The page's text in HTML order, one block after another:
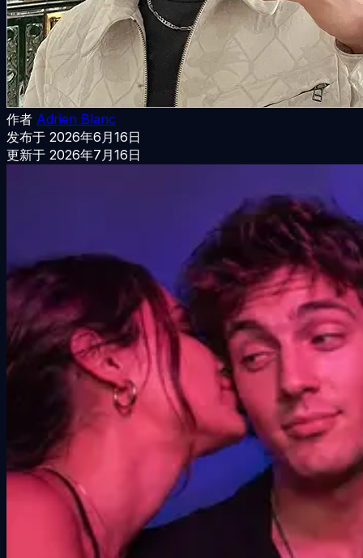
作者 Adrien Blanc
发布于 2026年6月16日
更新于 2026年7月16日